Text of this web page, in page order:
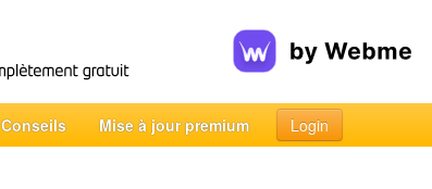
Conseils Mise à jour premium Login